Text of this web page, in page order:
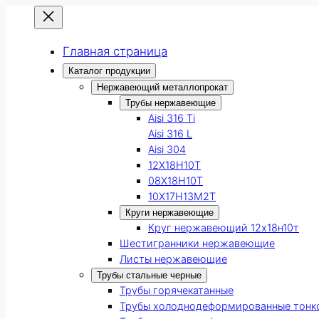
Главная страница
Каталог продукции
Нержавеющий металлопрокат
Трубы нержавеющие
Aisi 316 Ti
Aisi 316 L
Aisi 304
12Х18Н10Т
08Х18Н10Т
10Х17Н13М2Т
Круги нержавеющие
Круг нержавеющий 12х18н10т
Шестигранники нержавеющие
Листы нержавеющие
Трубы стальные черные
Трубы горячекатанные
Трубы холоднодеформированные